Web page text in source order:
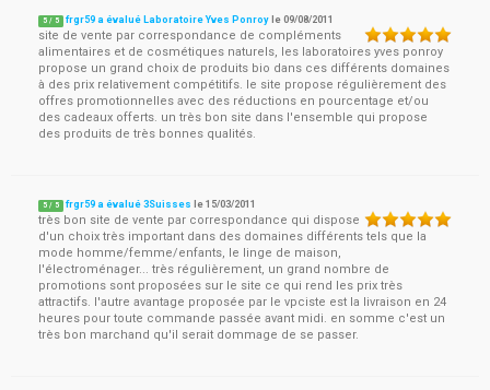
5 / 5 frgr59 a évalué Laboratoire Yves Ponroy le09/08/2011
site de vente par correspondance de compléments
alimentaires et de cosmétiques naturels, les laboratoires yves ponroy
propose un grand choix de produits bio dans ces différents domaines
à des prix relativement compétitifs. le site propose régulièrement des
offres promotionnelles avec des réductions en pourcentage et/ou
des cadeaux offerts. un très bon site dans l'ensemble qui propose
des produits de très bonnes qualités.
5 / 5 frgr59 a évalué 3Suisses le15/03/2011
très bon site de vente par correspondance qui dispose
d'un choix très important dans des domaines différents tels que la
mode homme/femme/enfants, le linge de maison,
l'électroménager... très régulièrement, un grand nombre de
promotions sont proposées sur le site ce qui rend les prix très
attractifs. l'autre avantage proposée par le vpciste est la livraison en 24
heures pour toute commande passée avant midi. en somme c'est un
très bon marchand qu'il serait dommage de se passer.